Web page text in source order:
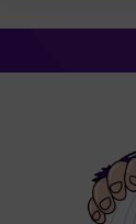
aquest món